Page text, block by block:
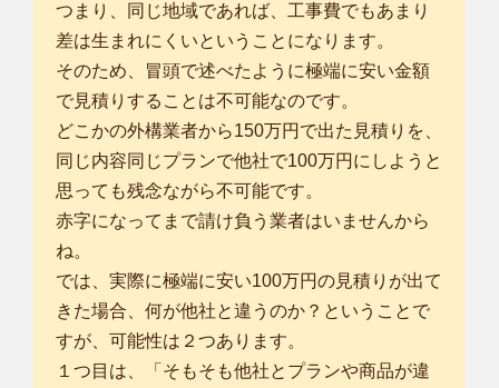
つまり、同じ地域であれば、工事費でもあまり
差は生まれにくいということになります。
そのため、冒頭で述べたように極端に安い金額
で見積りすることは不可能なのです。
どこかの外構業者から150万円で出た見積りを、
同じ内容同じプランで他社で100万円にしようと
思っても残念ながら不可能です。
赤字になってまで請け負う業者はいませんから
ね。
では、実際に極端に安い100万円の見積りが出て
きた場合、何が他社と違うのか？ということで
すが、可能性は２つあります。
１つ目は、「そもそも他社とプランや商品が違